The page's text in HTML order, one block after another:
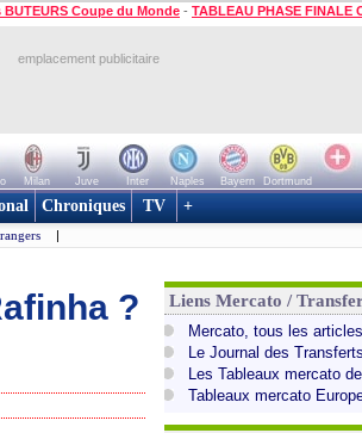
Coupe du Monde - TABLEAU PHASE FINALE
emplacement publicitaire
Milan Juve Inter Naples Bayern
Dortmund
Chroniques TV +
|
? Liens Mercato /
Mercato, tous les
Le Journal des Transferts
Les Tableaux mercato
Tableaux mercato